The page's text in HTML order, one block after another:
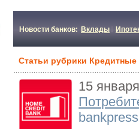
Новости банков: Вклады
Статьи рубрики Кредитные
15